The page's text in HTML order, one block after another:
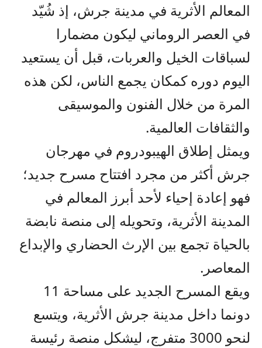
المعالم الأثرية في مدينة جرش، إذ شُيّد
في العصر الروماني ليكون مضمارا
لسباقات الخيل والعربات، قبل أن يستعيد
اليوم دوره كمكان يجمع الناس، لكن هذه
المرة من خلال الفنون والموسيقى
والثقافات العالمية.
ويمثل إطلاق الهيبودروم في مهرجان
جرش أكثر من مجرد افتتاح مسرح جديد؛
فهو إعادة إحياء لأحد أبرز المعالم في
المدينة الأثرية، وتحويله إلى منصة نابضة
بالحياة تجمع بين الإرث الحضاري والإبداع
المعاصر.
ويقع المسرح الجديد على مساحة 11
دونما داخل مدينة جرش الأثرية، ويتسع
لنحو 3000 متفرج، ليشكل منصة رئيسة